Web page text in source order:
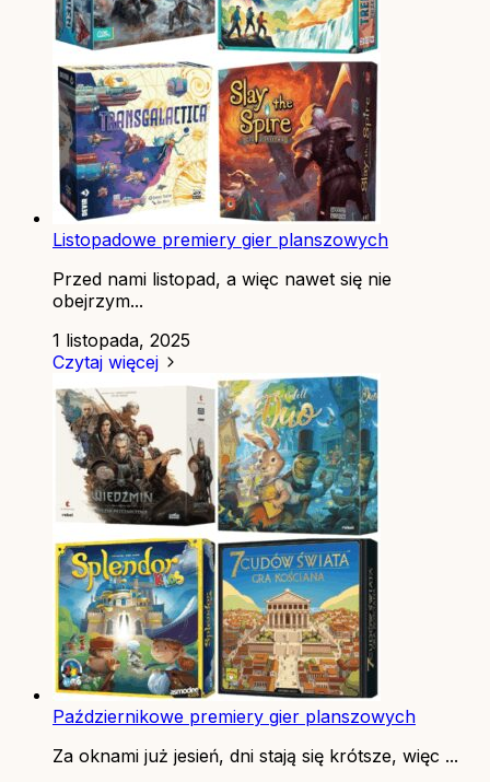
Listopadowe premiery gier planszowych
Przed nami listopad, a więc nawet się nie
obejrzym...
1 listopada, 2025
Czytaj więcej
Październikowe premiery gier planszowych
Za oknami już jesień, dni stają się krótsze, więc ...